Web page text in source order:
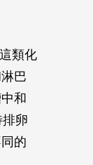
類化
巴
和
卵
的